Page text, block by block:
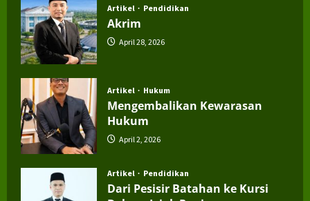
Artikel Pendidikan
Akrim
April 28, 2026
Artikel Hukum
Mengembalikan Kewarasan
Hukum
April 2, 2026
Artikel Pendidikan
Dari Pesisir Batahan ke Kursi